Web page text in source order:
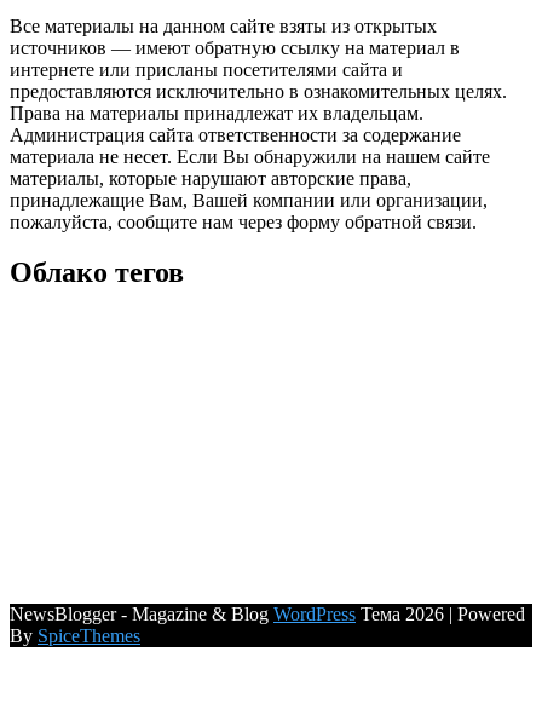
Все материалы на данном сайте взяты из открытых
источников — имеют обратную ссылку на материал в
интернете или присланы посетителями сайта и
предоставляются исключительно в ознакомительных целях.
Права на материалы принадлежат их владельцам.
Администрация сайта ответственности за содержание
материала не несет. Если Вы обнаружили на нашем сайте
материалы, которые нарушают авторские права,
принадлежащие Вам, Вашей компании или организации,
пожалуйста, сообщите нам через форму обратной связи.
Облако тегов
NewsBlogger - Magazine & Blog WordPress Тема 2026 | Powered
By SpiceThemes